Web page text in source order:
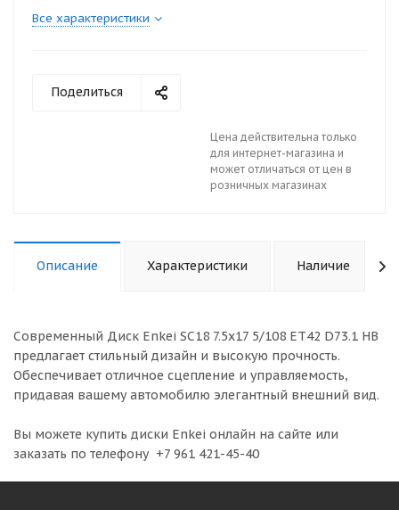
Все характеристики
Поделиться
Цена действительна только
для интернет-магазина и
может отличаться от цен в
розничных магазинах
Описание Характеристики Наличие
Современный Диск Enkei SC18 7.5x17 5/108 ET42 D73.1 HB
предлагает стильный дизайн и высокую прочность.
Обеспечивает отличное сцепление и управляемость,
придавая вашему автомобилю элегантный внешний вид.
Вы можете купить диски Enkei онлайн на сайте или
заказать по телефону +7 961 421-45-40